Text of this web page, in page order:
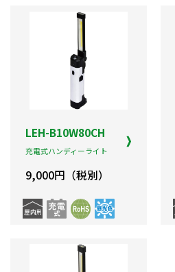
LEH-B10W80CH
充電式ハンディーライト
9,000円（税別）